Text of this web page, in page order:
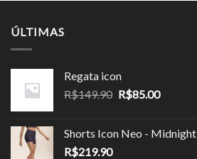
ÚLTIMAS
Regata icon
R$149.90 O
era:
R$85.00O
é:
Shorts Icon Neo - Midnight
R$219.90